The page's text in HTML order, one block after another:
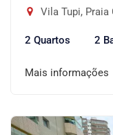
Vila Tupi, Praia
2 Quartos 2
Mais informações